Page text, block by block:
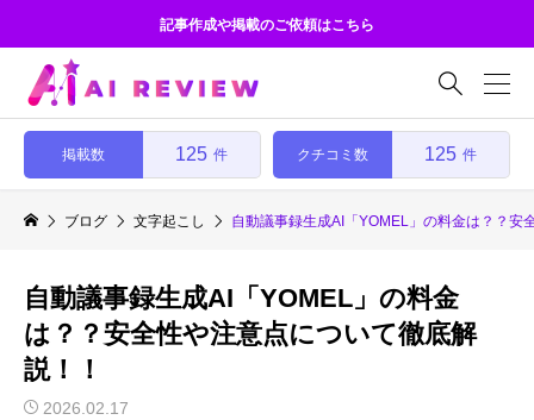
記事作成や掲載のご依頼はこちら

掲載数 125 件 クチコミ数 125 件
ブログ 文字起こし 自動議事録生成AI「YOMEL」の料金は？？安
自動議事録生成AI「YOMEL」の料金
は？？安全性や注意点について徹底解
説！！
2026.02.17